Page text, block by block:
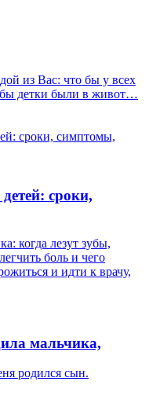
из Вас: что бы у всех
детки были в живот…
сроки,
когда лезут зубы,
боль и чего
и идти к врачу,
мальчика,
родился сын.